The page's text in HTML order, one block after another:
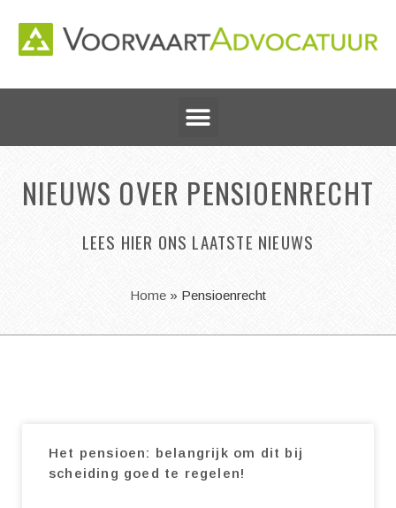
NIEUWS OVER PENSIOENRECHT
LEES HIER ONS LAATSTE NIEUWS
Home » Pensioenrecht
Het pensioen: belangrijk om dit bij
scheiding goed te regelen!